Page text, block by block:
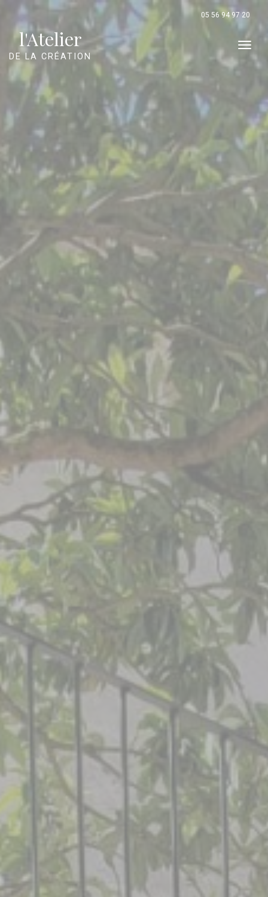
05 56 94 97 20
l'Atelier
DE LA CRÉATION
Panneau de gestion des cookies